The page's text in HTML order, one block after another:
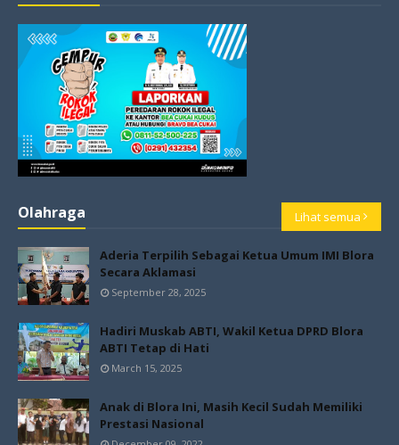
Olahraga Lihat semua
Aderia Terpilih Sebagai Ketua Umum IMI Blora
Secara Aklamasi
September 28, 2025
Hadiri Muskab ABTI, Wakil Ketua DPRD Blora
ABTI Tetap di Hati
March 15, 2025
Anak di Blora Ini, Masih Kecil Sudah Memiliki
Prestasi Nasional